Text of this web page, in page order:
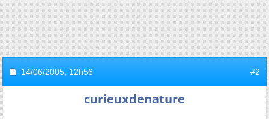
14/06/2005, 12h56 #2
curieuxdenature